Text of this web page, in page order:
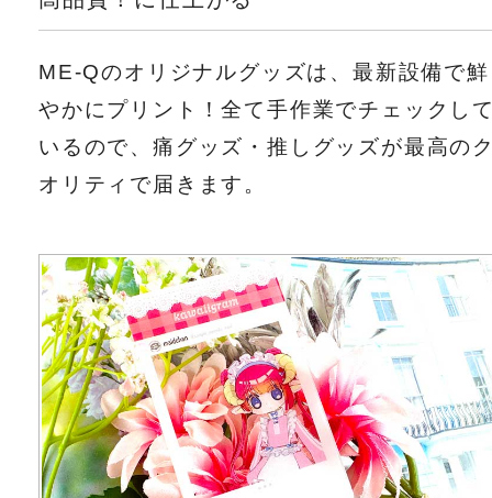
ME-Qのオリジナルグッズは、最新設備で鮮
やかにプリント！全て手作業でチェックし
いるので、痛グッズ・推しグッズが最高の
オリティで届きます。